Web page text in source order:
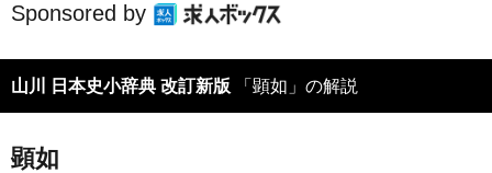
Sponsored by
山川 日本史小辞典 改訂新版 「顕如」の解説
顕如